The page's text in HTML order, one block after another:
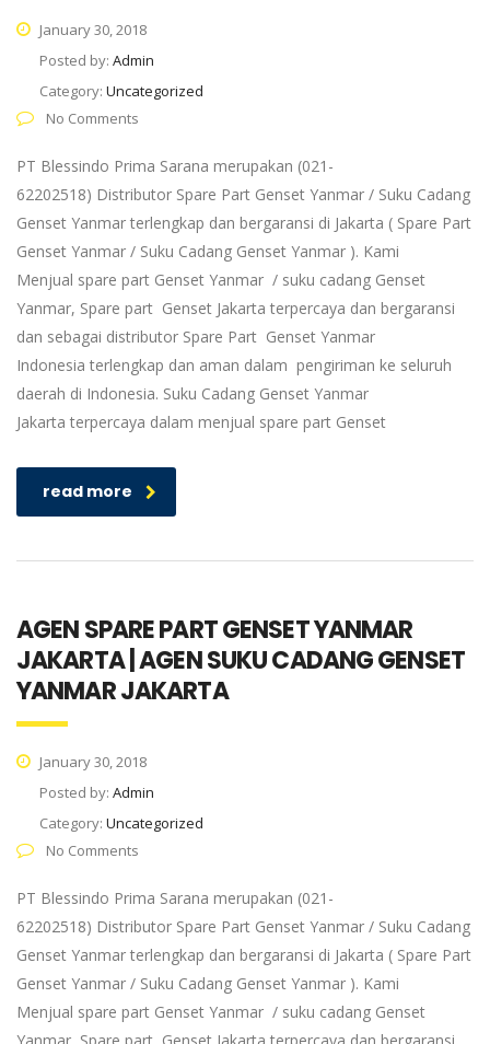
January 30, 2018
Posted by: Admin
Category: Uncategorized
No Comments
PT Blessindo Prima Sarana merupakan (021-
62202518) Distributor Spare Part Genset Yanmar / Suku Cadang
Genset Yanmar terlengkap dan bergaransi di Jakarta ( Spare Part
Genset Yanmar / Suku Cadang Genset Yanmar ). Kami
Menjual spare part Genset Yanmar / suku cadang Genset
Yanmar, Spare part Genset Jakarta terpercaya dan bergaransi
dan sebagai distributor Spare Part Genset Yanmar
Indonesia terlengkap dan aman dalam pengiriman ke seluruh
daerah di Indonesia. Suku Cadang Genset Yanmar
Jakarta terpercaya dalam menjual spare part Genset
read more
AGEN SPARE PART GENSET YANMAR
JAKARTA | AGEN SUKU CADANG GENSET
YANMAR JAKARTA
January 30, 2018
Posted by: Admin
Category: Uncategorized
No Comments
PT Blessindo Prima Sarana merupakan (021-
62202518) Distributor Spare Part Genset Yanmar / Suku Cadang
Genset Yanmar terlengkap dan bergaransi di Jakarta ( Spare Part
Genset Yanmar / Suku Cadang Genset Yanmar ). Kami
Menjual spare part Genset Yanmar / suku cadang Genset